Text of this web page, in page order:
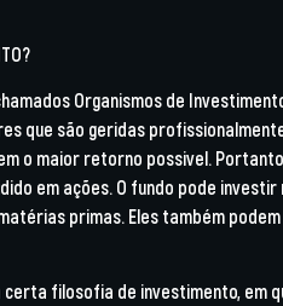
Organismos de
que são geridas
o maior retorno possivel.
em ações. O fundo pode
primas. Eles também
certa filosofia de investimento,